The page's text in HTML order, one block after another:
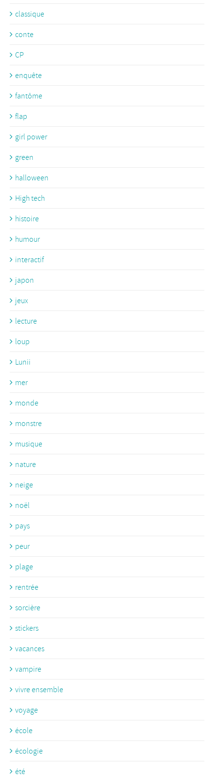
classique
conte
CP
enquête
fantôme
flap
girl power
green
halloween
High tech
histoire
humour
interactif
japon
jeux
lecture
loup
Lunii
mer
monde
monstre
musique
nature
neige
noël
pays
peur
plage
rentrée
sorcière
stickers
vacances
vampire
vivre ensemble
voyage
école
écologie
été